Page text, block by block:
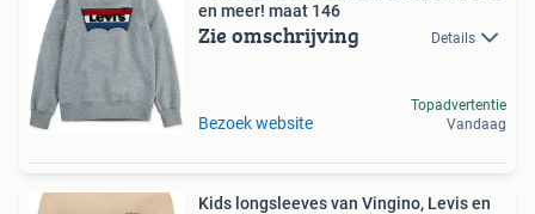
en meer! maat 146
Zie omschrijving Details
Bezoek website
Topadvertentie
Vandaag
Kids longsleeves van Vingino, Levis en